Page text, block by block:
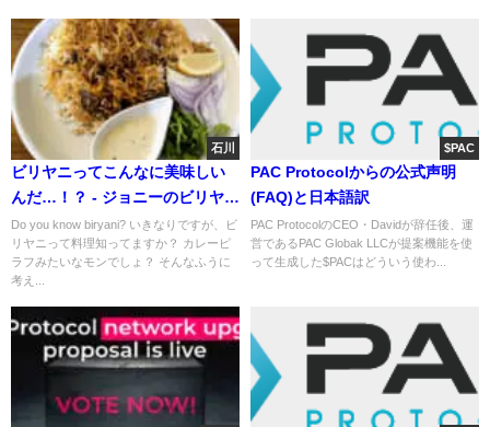
石川
ビリヤニってこんなに美味しい
んだ…！？ - ジョニーのビリヤニ
-Do you know biryani? いきなりですが、ビ
リヤニって料理知ってますか？ カレーピ
ラフみたいなモンでしょ？ そんなふうに
考え...
$PAC
PAC Protocolからの公式声明
(FAQ)と日本語訳
PAC ProtocolのCEO・Davidが辞任後、運
営であるPAC Globak LLCが提案機能を使
って生成した$PACはどういう使わ...